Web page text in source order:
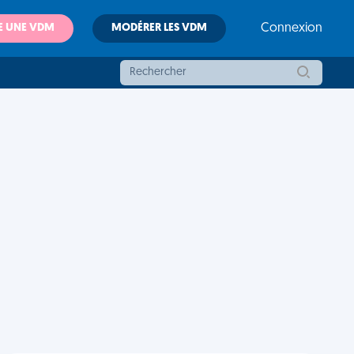
UNE VDM MODÉRER LES VDM Connexion